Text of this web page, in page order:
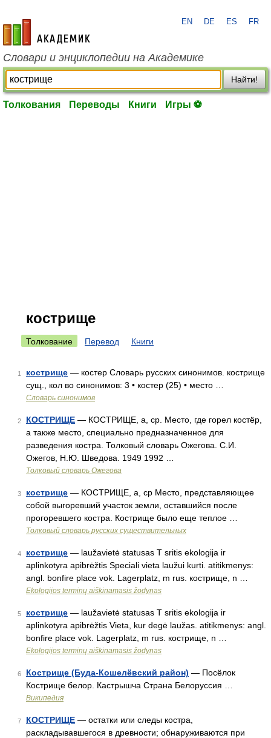
academic.ru
EN DE ES FR
Словари и энциклопедии на Академике
Найти!
Толкования Переводы Книги Игры ⚽
кострище
Толкование Перевод Книги
1 кострище — костер Словарь русских синонимов. кострище
сущ., кол во синонимов: 3 • костер (25) • место …
Словарь синонимов
2 КОСТРИЩЕ — КОСТРИЩЕ, а, ср. Место, где горел костёр,
а также место, специально предназначенное для
разведения костра. Толковый словарь Ожегова. С.И.
Ожегов, Н.Ю. Шведова. 1949 1992 …
Толковый словарь Ожегова
3 кострище — КОСТРИЩЕ, а, ср Место, представляющее
собой выгоревший участок земли, оставшийся после
прогоревшего костра. Кострище было еще теплое …
Толковый словарь русских существительных
4 кострище — laužavietė statusas T sritis ekologija ir
aplinkotyra apibrėžtis Speciali vieta laužui kurti. atitikmenys:
angl. bonfire place vok. Lagerplatz, m rus. кострище, n …
Ekologijos terminų aiškinamasis žodynas
5 кострище — laužavietė statusas T sritis ekologija ir
aplinkotyra apibrėžtis Vieta, kur degė laužas. atitikmenys: angl.
bonfire place vok. Lagerplatz, m rus. кострище, n …
Ekologijos terminų aiškinamasis žodynas
6 Кострище (Буда-Кошелёвский район) — Посёлок
Кострище белор. Кастрышча Страна Белоруссия …
Википедия
7 КОСТРИЩЕ — остатки или следы костра,
раскладывавшегося в древности; обнаруживаются при